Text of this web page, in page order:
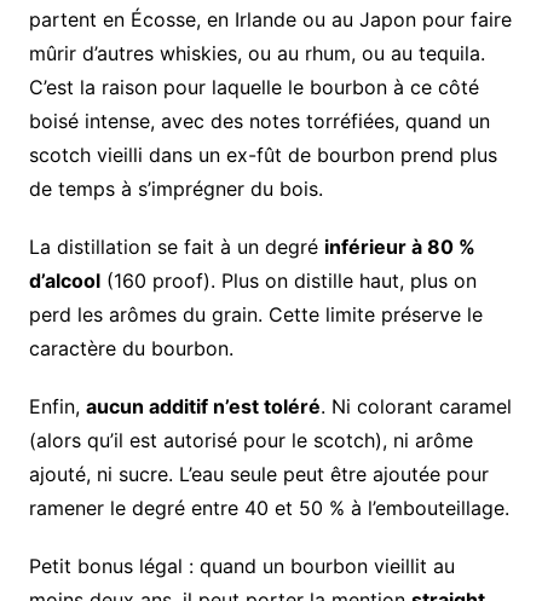
partent en Écosse, en Irlande ou au Japon pour faire
mûrir d’autres whiskies, ou au rhum, ou au tequila.
C’est la raison pour laquelle le bourbon à ce côté
boisé intense, avec des notes torréfiées, quand un
scotch vieilli dans un ex-fût de bourbon prend plus
de temps à s’imprégner du bois.
La distillation se fait à un degré inférieur à 80 %
d’alcool(160 proof). Plus on distille haut, plus on
perd les arômes du grain. Cette limite préserve le
caractère du bourbon.
Enfin, aucun additif n’est toléré. Ni colorant caramel
(alors qu’il est autorisé pour le scotch), ni arôme
ajouté, ni sucre. L’eau seule peut être ajoutée pour
ramener le degré entre 40 et 50 % à l’embouteillage.
Petit bonus légal : quand un bourbon vieillit au